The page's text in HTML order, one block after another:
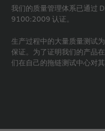
我们的质量管理体系已通过
9100:2009 认证。
生产过程中的大量质量测试
保证。为了证明我们的产品
们在自己的拖链测试中心对其